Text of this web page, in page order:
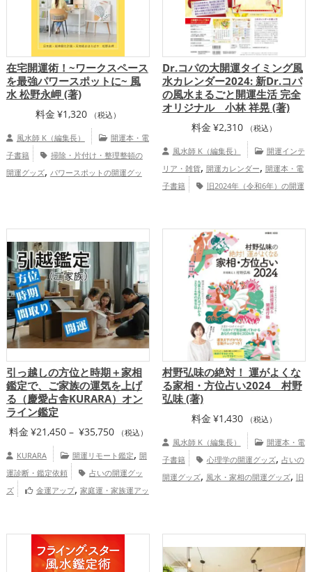
在宅開運術！~ワークスペース
を最強パワースポットに~ 風
水 松野永岬 (著)
料金 ¥1,320 （税込）
風水師 K（編集長）
開運本・電
子書籍
掃除・片付け・整理整頓の
開運グッズ, パワースポットの開運グッ
ッズ,スピリチュアルの開運グッズ
仕事運アップ,家庭運・家族運アップ
Dr.コパの大開運タイミング風
水カレンダー2024: 新Dr.コパ
の風水まるごと開運生活 完全
オリジナル 小林 祥晃 (著)
料金 ¥2,310 （税込）
風水師 K（編集長）
開運インテ
リア・雑貨, 開運カレンダー, 開運本・電
子書籍
旧2024年（令和6年）の開運
総合運・全体運アップ
引っ越しの方位と時期＋家相
鑑定で、ご家族の運気を上げ
る（慶愛占舎KURARA）オン
ライン鑑定
料金 ¥21,450 – ¥35,750価（税込）
KURARA 開運リモート鑑定, 開
運診断・鑑定依頼
占いの開運グッ
ズ
金運アップ, 家庭運・家族運アッ
村野弘味の絶対！ 運がよくな
る家相・方位占い2024 村野
弘味 (著)
料金 ¥1,430 （税込）
風水師 K（編集長）
開運本・電
子書籍
心理学の開運グッズ, 占いの
開運グッズ, 風水・家相の開運グッズ, 旧
ップ,健康運アップ,家庭運・家族運アッ
プ,総合運・全体運アップ